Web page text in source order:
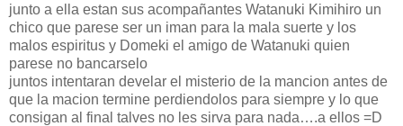
junto a ella estan sus acompañantes Watanuki Kimihiro un
chico que parese ser un iman para la mala suerte y los
malos espiritus y Domeki el amigo de Watanuki quien
parese no bancarselo
juntos intentaran develar el misterio de la mancion antes de
que la macion termine perdiendolos para siempre y lo que
consigan al final talves no les sirva para nada….a ellos =D